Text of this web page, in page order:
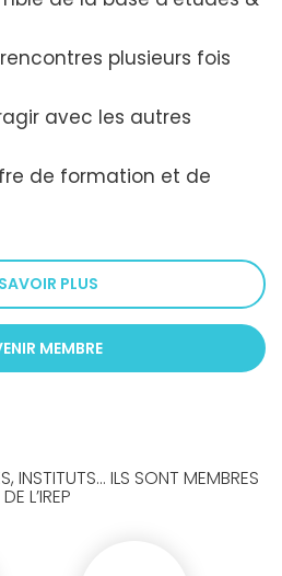
plusieurs fois
avec les autres
de formation et de
PLUS
MEMBRE
INSTITUTS... ILS SONT MEMBRES
DE L’IREP